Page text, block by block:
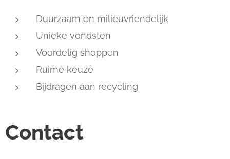
Duurzaam en milieuvriendelijk
Unieke vondsten
Voordelig shoppen
Ruime keuze
Bijdragen aan recycling
Contact